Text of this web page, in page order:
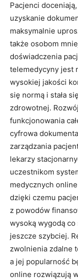
Pacjenci
uzyskanie
maksymalnie
także osobom
doświadczenia
telemedycyny jest
wysokiej jakości
się normą i stała
zdrowotnej.
funkcjonowania
cyfrowa
zarządzania
lekarzy
uczestnikom
medycznych
dzięki czemu
z powodów
wysoką wygodą
jeszcze szybciej.
zwolnienia zdalne
a jej popularność
online rozwiązują